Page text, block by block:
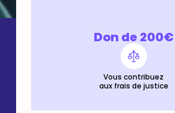
Don de 200€
Vous contribuez
aux frais de justice